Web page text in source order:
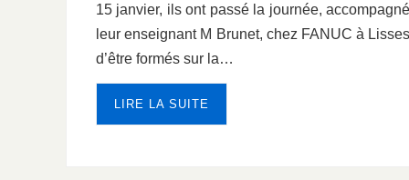
15 janvier, ils ont passé la journée,
leur enseignant M Brunet, chez FANUC à
d’être formés sur la…
LIRE LA SUITE